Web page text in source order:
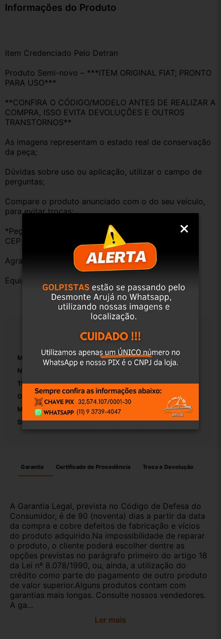
Informações do Produto
Item Credenciado Pelo Detran
Produto Semi-novo – ***ITEM ORIGINAL FIAT; PRONTO
PARA USO***
**CONFIRA O CÓDIGO/MODELO ANTES DE REALIZAR A
COMPRA, ISSO EVITA DEVOLUÇÕES E OUTROS
TRANSTORNOS**
As imagens representam o estado real de conservação
da peça;
Dúvidas sobre uso ou aplicação, utilizar o campo de
perguntas;
Compare o produto anunciado com o do seu veículo,
para evitar trocas;
*Peças que não tem opção de envio, favor deixar o
CEP na área de perguntas para realizar cotação*
Agradecemos a preferência!
Equipe DESMONTE ARUJÁ.
Especificações
Marca:
Número De Peça:
Tipo De Veículo: Carro/Caminhonete
OEM: Original
Modelo: Palio
SKU: 8268
Garantia Certificado de Procedência Troca e Devolução
A Garantia Legal, prevista no Código de Defesa do
Consumidor, é de 90 (noventa) dias a partir da data
da compra e cobre defeitos de fabricação e vícios
do produto adquirido.Na impossibilidade de reparar
o produto, o cliente poderá escolher dentre as
opções previstas no parágrafo primeiro do artigo 18
da Lei nº 8.078/1990, ou, ainda, a utilização do
crédito como parte do pagamento de outro produto
de valor superior.Alguns produtos contam com
garantias mais longas. Consulte nossos vendedores.
A ga...
Ler mais